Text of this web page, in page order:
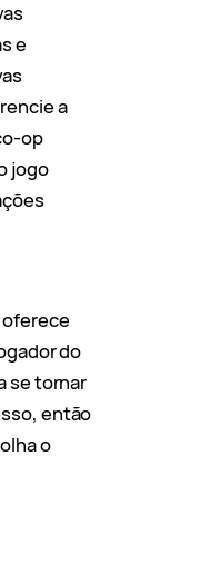
e
a
op
jogo
oferece
do
se tornar
então
o